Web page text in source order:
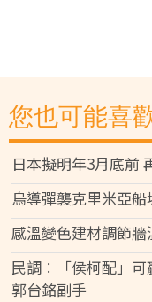
您也可能喜
日本擬明年3月底前
烏導彈襲克里米亞
感溫變色建材調節
民調︰「侯柯配」
郭台銘副手